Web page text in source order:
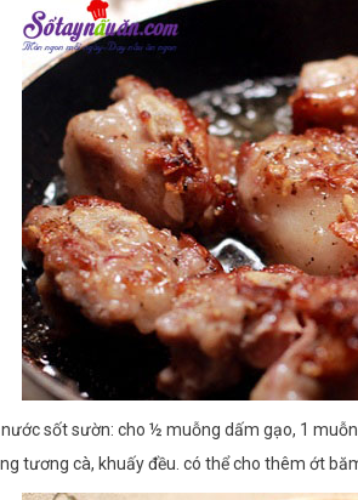
sốt sườn: cho ½ muỗng dấm gạo, 1
tương cà, khuấy đều. có thể cho thêm ớt